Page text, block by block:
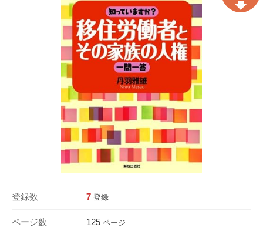
登録数 7 登録
ページ数 125 ページ